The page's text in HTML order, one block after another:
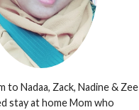
to Nadaa, Zack, Nadine & Zee
stay at home Mom who